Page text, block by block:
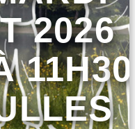
2026
11H30